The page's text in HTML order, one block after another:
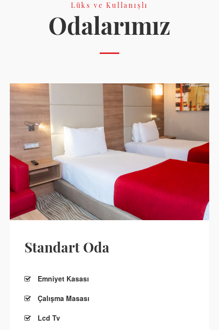
Lüks ve Kullanışlı
Odalarımız
Standart Oda
Emniyet Kasası
Çalışma Masası
Lcd Tv